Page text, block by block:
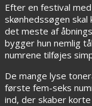
Efter en festival
skønhedssøgen
det meste af
bygger hun nemlig
numrene tilføjes
De mange lyse
første fem-seks
ind, der skaber